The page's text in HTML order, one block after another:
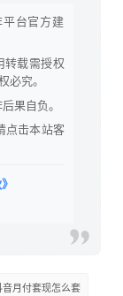
台官方建
转载需授权
必究。
果自负。
点击本站客
音月付套现怎么套